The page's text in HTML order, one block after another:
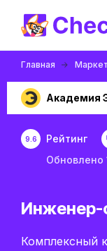
Главная
Академия
9.6 Рейтинг
Обновлено
Инженер-
Комплексный